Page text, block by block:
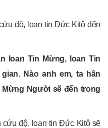
độ, loan tin Đức Kitô đến
loan Tin Mừng, loan Tin
Nào anh em, ta hân
Mừng Người sẽ đến trong
cứu độ, loan tin Đức Kitô sẽ